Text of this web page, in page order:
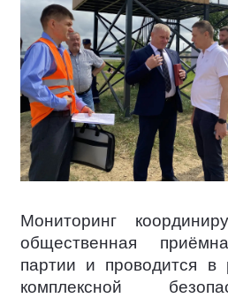
Мониторинг
общественная
партии и проводится в
комплексной